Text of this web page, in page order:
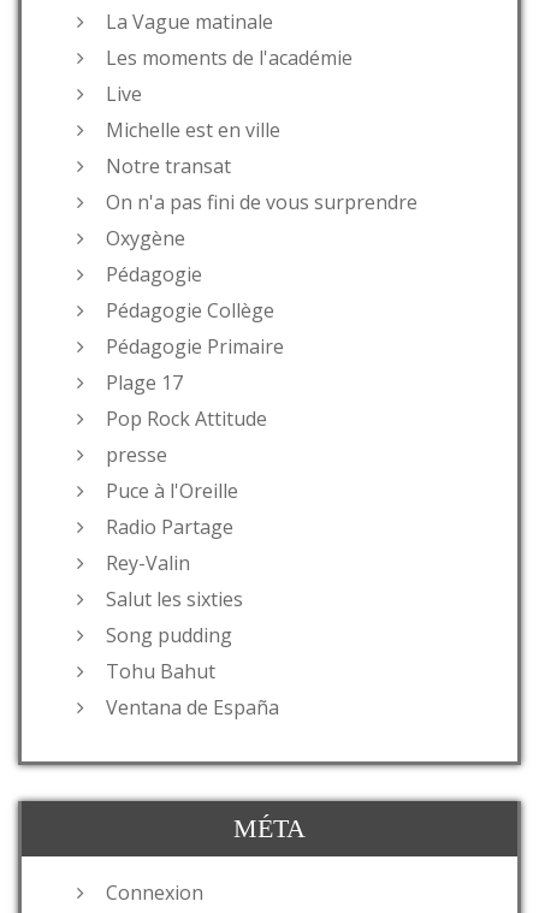
La Vague matinale
Les moments de l'académie
Live
Michelle est en ville
Notre transat
On n'a pas fini de vous surprendre
Oxygène
Pédagogie
Pédagogie Collège
Pédagogie Primaire
Plage 17
Pop Rock Attitude
presse
Puce à l'Oreille
Radio Partage
Rey-Valin
Salut les sixties
Song pudding
Tohu Bahut
Ventana de España
MÉTA
Connexion